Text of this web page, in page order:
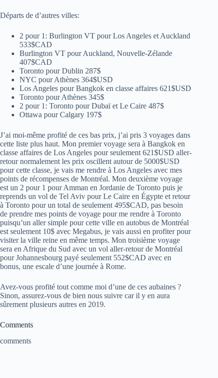
Départs de d’autres villes:
2 pour 1: Burlington VT pour Los Angeles et Auckland
533$CAD
Burlington VT pour Auckland, Nouvelle-Zélande
407$CAD
Toronto pour Dublin 287$
NYC pour Athènes 364$USD
Los Angeles pour Bangkok en classe affaires 621$USD
Toronto pour Athènes 345$
2 pour 1: Toronto pour Dubaï et Le Caire 487$
Ottawa pour Calgary 197$
J’ai moi-même profité de ces bas prix, j’ai pris 3 voyages dans
cette liste plus haut. Mon premier voyage sera à Bangkok en
classe affaires de Los Angeles pour seulement 621$USD aller-
retour normalement les prix oscillent autour de 5000$USD
pour cette classe, je vais me rendre à Los Angeles avec mes
points de récompenses de Montréal. Mon deuxième voyage
est un 2 pour 1 pour Amman en Jordanie de Toronto puis je
reprends un vol de Tel Aviv pour Le Caire en Égypte et retour
à Toronto pour un total de seulement 495$CAD, pas besoin
de prendre mes points de voyage pour me rendre à Toronto
puisqu’un aller simple pour cette ville en autobus de Montréal
est seulement 10$ avec Megabus, je vais aussi en profiter pour
visiter la ville reine en même temps. Mon troisième voyage
sera en Afrique du Sud avec un vol aller-retour de Montréal
pour Johannesbourg payé seulement 552$CAD avec en
bonus, une escale d’une journée à Rome.
Avez-vous profité tout comme moi d’une de ces aubaines ?
Sinon, assurez-vous de bien nous suivre car il y en aura
sûrement plusieurs autres en 2019.
Comments
comments